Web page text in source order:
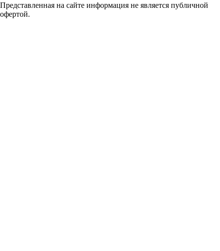
Представленная на сайте информация не является публичной
офертой.